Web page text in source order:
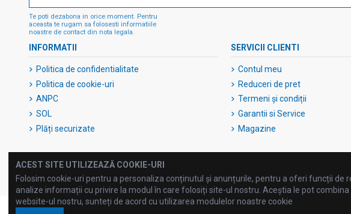
Te poti dezabona in orice moment. Pentru
aceasta te rugam sa folosesti informatiile
noastre de contact din nota legala.
INFORMATII
Politica de confidentialitate
Politica de cookie-uri
ANPC
SOL
Plăți securizate
SERVICII CLIENTI
Contul meu
Reduceri de pret
Termeni și condiții
Garantii si Service
Magazine
ACEST SITE UTILIZEAZĂ COOKIE-URI
Folosim cookie-uri pentru a personaliza conținutul și anunțurile, pentru a oferi funcții
analize informații cu privire la modul în care folosiți site-ul nostru. Aceștia le pot
website-ul nostru, sunteți de acord cu utilizarea modulelor noastre cookie